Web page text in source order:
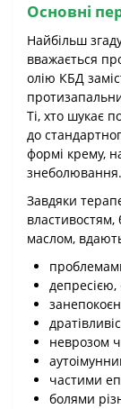
Основні
Найбільш
вважається
олію КБД
Ті, хто шукає
до
формі крему,
знеболювання.
Завдяки
властивостям,
маслом,
депресією,
неврозом
частими
болями